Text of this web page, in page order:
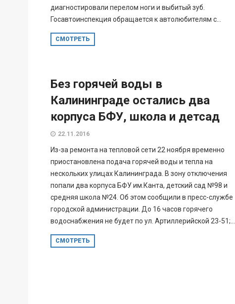
диагностировали перелом ноги и выбитый зуб.
Госавтоинспекция обращается к автолюбителям с...
СМОТРЕТЬ
Без горячей воды в
Калининграде остались два
корпуса БФУ, школа и детсад
22.11.2016
Из-за ремонта на тепловой сети 22 ноября временно
приостановлена подача горячей воды и тепла на
нескольких улицах Калининграда. В зону отключения
попали два корпуса БФУ им.Канта, детский сад №98 и
средняя школа №24. Об этом сообщили в пресс-службе
городской администрации. До 16 часов горячего
водоснабжения не будет по ул. Артиллерийской 23-51;...
СМОТРЕТЬ